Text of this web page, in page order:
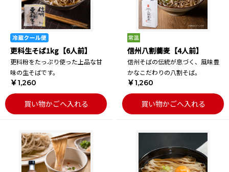
更科生そば1kg【6人前】
更科粉をたっぷり使った上品な甘
味の生そばです。
￥1,260
買い物かごへ入れる
信州八割蕎麦【4人前】
信州そばの伝統が息づく、風味豊
かなこだわりの八割そば。
￥1,260
買い物かごへ入れる